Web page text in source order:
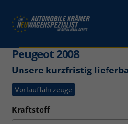
Peugeot 2008
Unsere kurzfristig
Vorlauffahrzeuge
Kraftstoff